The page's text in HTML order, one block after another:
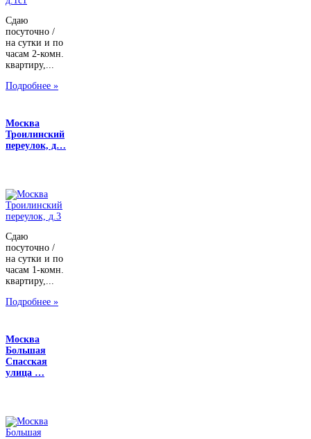
Сдаю
посуточно /
на сутки и по
часам 2-комн.
квартиру,...
Подробнее »
Москва
Троилинский
переулок, д…
Сдаю
посуточно /
на сутки и по
часам 1-комн.
квартиру,...
Подробнее »
Москва
Большая
Спасская
улица …